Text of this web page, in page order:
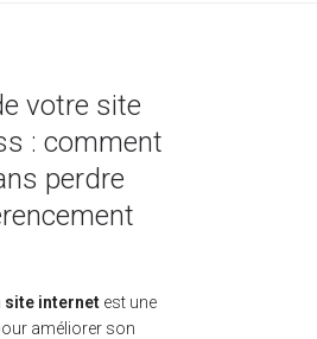
votre site
: comment
perdre
site internet est une
améliorer son